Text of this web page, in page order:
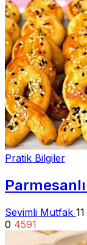
Pratik Bilgiler
Sevimli Mutfak
0 4591